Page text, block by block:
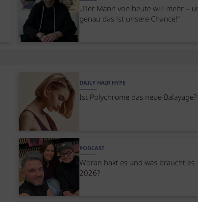
„Der Mann von heute will mehr –
genau das ist unsere Chance!“
DAILY HAIR HYPE
Ist Polychrome das neue Balayage?
PODCAST
Woran hakt es und was braucht es
2026?